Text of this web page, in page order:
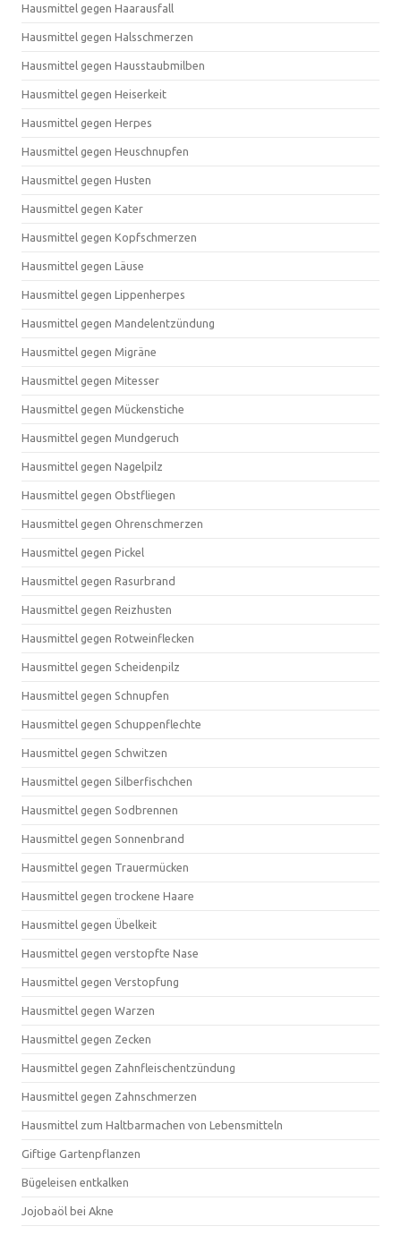
Hausmittel gegen Haarausfall
Hausmittel gegen Halsschmerzen
Hausmittel gegen Hausstaubmilben
Hausmittel gegen Heiserkeit
Hausmittel gegen Herpes
Hausmittel gegen Heuschnupfen
Hausmittel gegen Husten
Hausmittel gegen Kater
Hausmittel gegen Kopfschmerzen
Hausmittel gegen Läuse
Hausmittel gegen Lippenherpes
Hausmittel gegen Mandelentzündung
Hausmittel gegen Migräne
Hausmittel gegen Mitesser
Hausmittel gegen Mückenstiche
Hausmittel gegen Mundgeruch
Hausmittel gegen Nagelpilz
Hausmittel gegen Obstfliegen
Hausmittel gegen Ohrenschmerzen
Hausmittel gegen Pickel
Hausmittel gegen Rasurbrand
Hausmittel gegen Reizhusten
Hausmittel gegen Rotweinflecken
Hausmittel gegen Scheidenpilz
Hausmittel gegen Schnupfen
Hausmittel gegen Schuppenflechte
Hausmittel gegen Schwitzen
Hausmittel gegen Silberfischchen
Hausmittel gegen Sodbrennen
Hausmittel gegen Sonnenbrand
Hausmittel gegen Trauermücken
Hausmittel gegen trockene Haare
Hausmittel gegen Übelkeit
Hausmittel gegen verstopfte Nase
Hausmittel gegen Verstopfung
Hausmittel gegen Warzen
Hausmittel gegen Zecken
Hausmittel gegen Zahnfleischentzündung
Hausmittel gegen Zahnschmerzen
Hausmittel zum Haltbarmachen von Lebensmitteln
Giftige Gartenpflanzen
Bügeleisen entkalken
Jojobaöl bei Akne